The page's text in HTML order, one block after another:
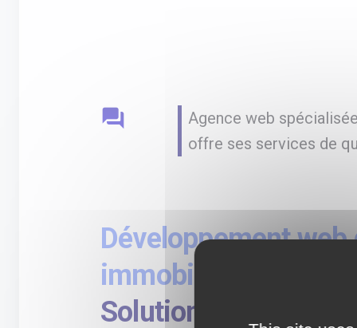
question_answer
Agence web
offre ses services de
Développement web
immobilier sur-
Solution web